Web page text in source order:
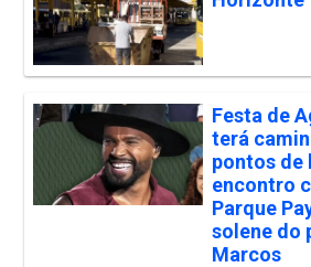
Festa de
terá
pontos de
encontro
Parque
solene do
Marcos